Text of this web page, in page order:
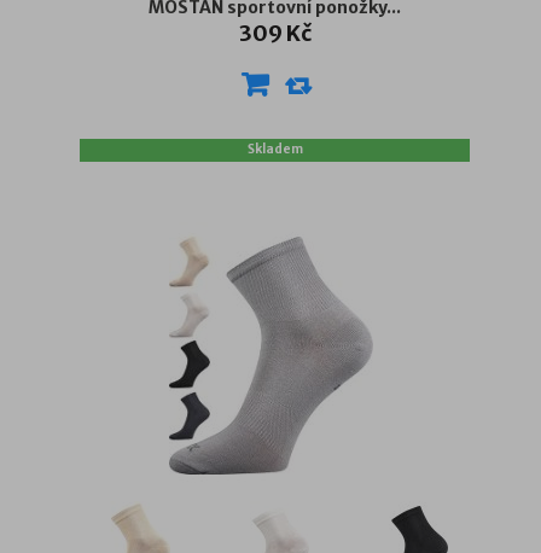
MOSTAN sportovní ponožky...
309 Kč
Skladem